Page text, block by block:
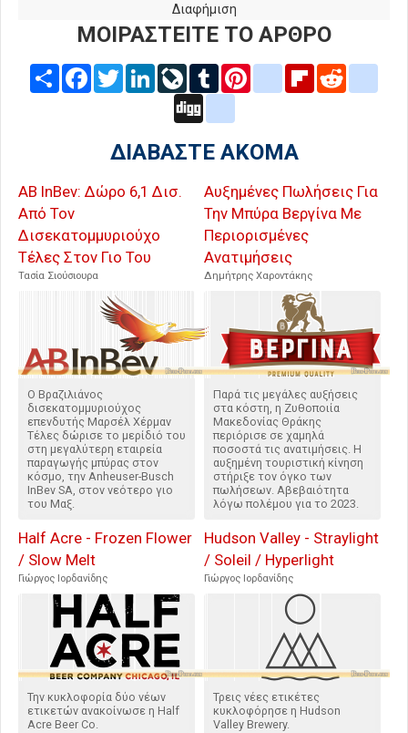
Διαφήμιση
ΜΟΙΡΑΣΤΕΙΤΕ ΤΟ ΑΡΘΡΟ
Share FacebookTwitterLinkedInLiveJournal
Tumblr Pinterestblogger_post
Flipboard
ΔΙΑΒΑΣΤΕ ΑΚΟΜΑ
AB InBev: Δώρο 6,1 Δισ.
Από Τον
Δισεκατομμυριούχο
Τέλες Στον Γιο Του
Τασία Σιούσιουρα
Ο Βραζιλιάνος
δισεκατομμυριούχος
επενδυτής Μαρσέλ Χέρμαν
Τέλες δώρισε το μερίδιό του
στη μεγαλύτερη εταιρεία
παραγωγής μπύρας στον
κόσμο, την Anheuser-Busch
InBev SA, στον νεότερο γιο
του Μαξ.
Αυξημένες Πωλήσεις Για
Την Μπύρα Βεργίνα Με
Περιορισμένες
Ανατιμήσεις
Δημήτρης Χαροντάκης
Παρά τις μεγάλες αυξήσεις
στα κόστη, η Ζυθοποιία
Μακεδονίας Θράκης
περιόρισε σε χαμηλά
ποσοστά τις ανατιμήσεις. Η
αυξημένη τουριστική κίνηση
στήριξε τον όγκο των
πωλήσεων. Αβεβαιότητα
λόγω πολέμου για το 2023.
Half Acre - Frozen Flower
/ Slow Melt
Γιώργος Ιορδανίδης
Την κυκλοφορία δύο νέων
ετικετών ανακοίνωσε η Half
Acre Beer Co.
Hudson Valley - Straylight
/ Soleil / Hyperlight
Γιώργος Ιορδανίδης
Τρεις νέες ετικέτες
κυκλοφόρησε η Hudson
Valley Brewery.